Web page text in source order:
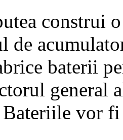
construi
de
baterii
general
Bateriile vor